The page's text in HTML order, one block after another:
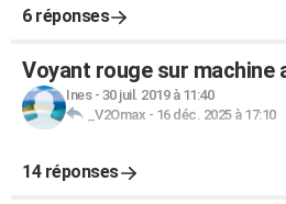
6 réponses
Voyant rouge sur machine
Ines- 30 juil. 2019 à 11:40
_V2Omax - 16 déc. 2025 à 17:10
14 réponses